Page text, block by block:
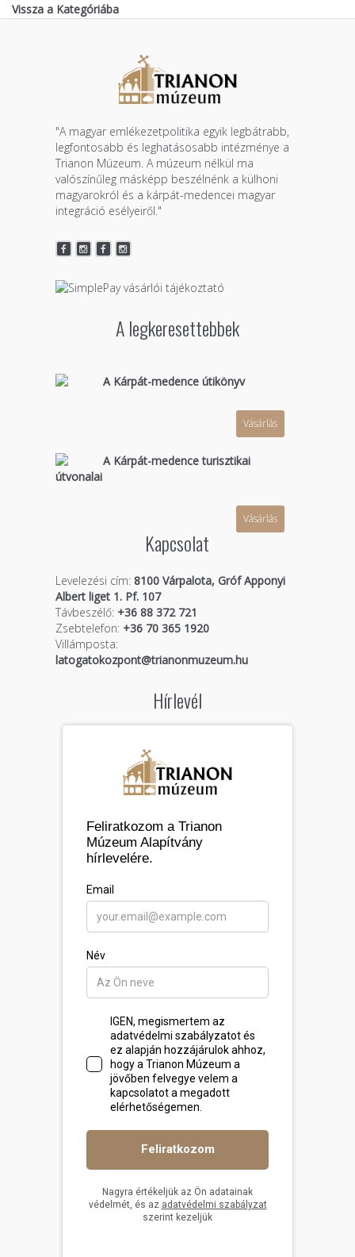
Vissza a Kategóriába
"A magyar emlékezetpolitika egyik legbátrabb,
legfontosabb és leghatásosabb intézménye a
Trianon Múzeum. A múzeum nélkül ma
valószínűleg másképp beszélnénk a külhoni
magyarokról és a kárpát-medencei magyar
integráció esélyeiről."
A legkeresettebbek
A Kárpát-medence útikönyv
Vásárlás
A Kárpát-medence turisztikai
útvonalai
Vásárlás
Kapcsolat
Levelezési cím: 8100 Várpalota, Gróf Apponyi
Albert liget 1. Pf. 107
Távbeszélő:+36 88 372 721
Zsebtelefon:+36 70 365 1920
Villámposta:
latogatokozpont@trianonmuzeum.hu
Hírlevél